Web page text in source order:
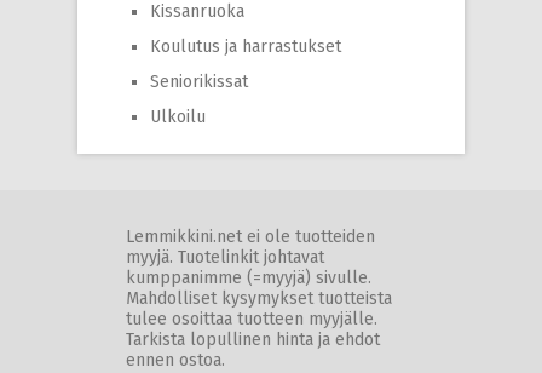
Kissanruoka
Koulutus ja harrastukset
Seniorikissat
Ulkoilu
Lemmikkini.net ei ole tuotteiden
myyjä. Tuotelinkit johtavat
kumppanimme (=myyjä) sivulle.
Mahdolliset kysymykset tuotteista
tulee osoittaa tuotteen myyjälle.
Tarkista lopullinen hinta ja ehdot
ennen ostoa.